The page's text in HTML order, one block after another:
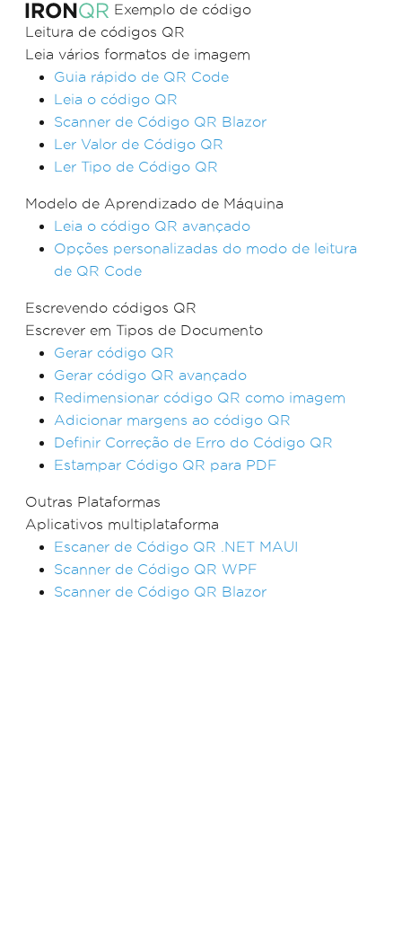
Exemplo de código
Leitura de códigos QR
Leia vários formatos de imagem
Guia rápido de QR Code
Leia o código QR
Scanner de Código QR Blazor
Ler Valor de Código QR
Ler Tipo de Código QR
Modelo de Aprendizado de Máquina
Leia o código QR avançado
Opções personalizadas do modo de leitura
de QR Code
Escrevendo códigos QR
Escrever em Tipos de Documento
Gerar código QR
Gerar código QR avançado
Redimensionar código QR como imagem
Adicionar margens ao código QR
Definir Correção de Erro do Código QR
Estampar Código QR para PDF
Outras Plataformas
Aplicativos multiplataforma
Escaner de Código QR .NET MAUI
Scanner de Código QR WPF
Scanner de Código QR Blazor